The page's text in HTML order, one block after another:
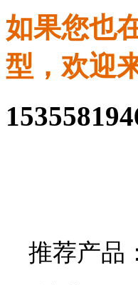
如果您也
型，欢迎
推荐产品：